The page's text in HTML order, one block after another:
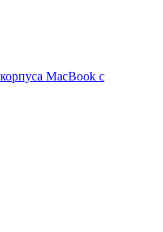
MacBook с